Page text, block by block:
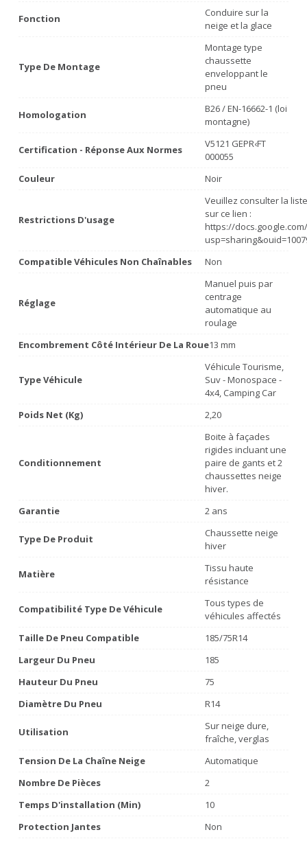
Fonction
Conduire sur la
neige et la glace
Type De Montage
Montage type
chaussette
enveloppant le
pneu
Homologation
B26 / EN-16662-1 (loi
montagne)
Certification - Réponse Aux Normes
V5121 GEPR‹FT
000055
Couleur
Noir
Restrictions D'usage
Veuillez consulter la
sur ce lien :
https://
Compatible Véhicules Non Chaînables
Non
Réglage
Manuel puis par
centrage
automatique au
roulage
Encombrement Côté Intérieur De La Roue13 mm
Type Véhicule
Véhicule Tourisme,
Suv - Monospace -
4x4, Camping Car
Poids Net (Kg)
2,20
Conditionnement
Boite à façades
rigides incluant une
paire de gants et 2
chaussettes neige
hiver.
Garantie
2 ans
Type De Produit
Chaussette neige
hiver
Matière
Tissu haute
résistance
Compatibilité Type De Véhicule
Tous types de
véhicules affectés
Taille De Pneu Compatible
185/75R14
Largeur Du Pneu
185
Hauteur Du Pneu
75
Diamètre Du Pneu
R14
Utilisation
Sur neige dure,
fraîche, verglas
Tension De La Chaîne Neige
Automatique
Nombre De Pièces
2
Temps D'installation (min)
10
Protection Jantes
Non